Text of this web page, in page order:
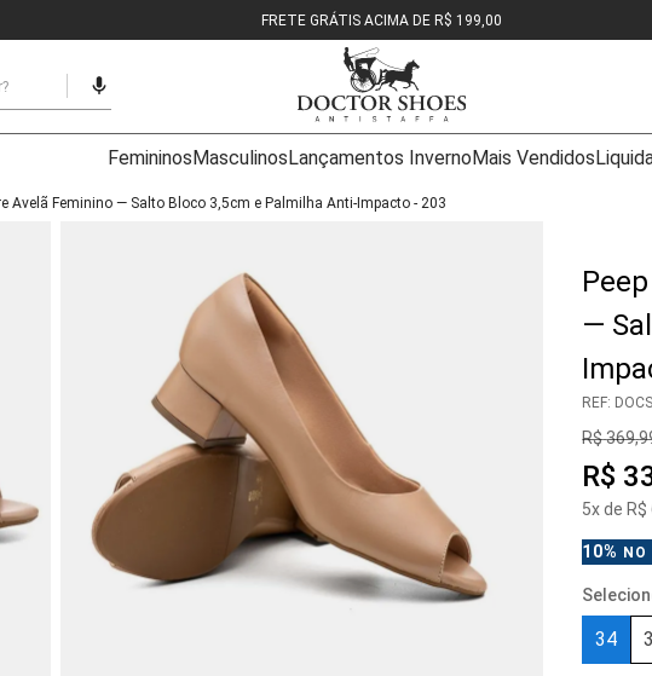
FRETE GRÁTIS ACIMA DE R$ 199,00
FemininosMasculinosLançamentos InvernoMais Vendidos
Avelã Feminino — Salto Bloco 3,5cm e Palmilha Anti-Impacto - 203
—
REF:
R$369,
R$
5x de R$
10% NO
34